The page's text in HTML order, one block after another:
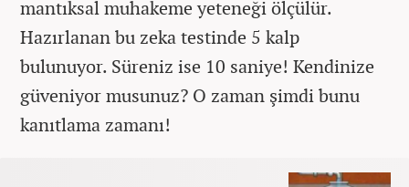
mantıksal muhakeme yeteneği ölçülür.
Hazırlanan bu zeka testinde 5 kalp
bulunuyor. Süreniz ise 10 saniye! Kendinize
güveniyor musunuz? O zaman şimdi bunu
kanıtlama zamanı!